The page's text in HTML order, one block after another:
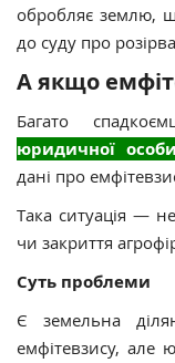
обробляє землю,
до суду про
А якщо
Багато
юридичної
дані про
Така ситуація —
чи закриття
Суть проблеми
Є земельна
емфітевзису, але